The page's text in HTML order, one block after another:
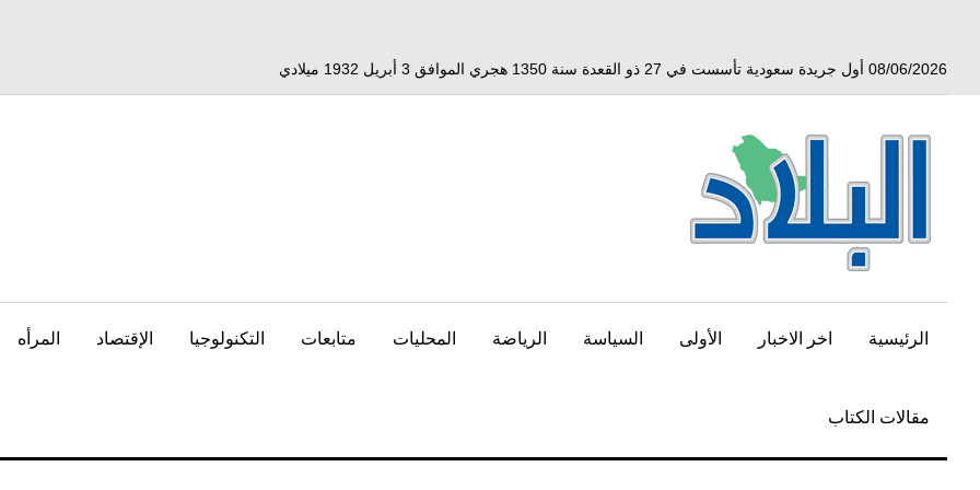
08/06/2026 أول جريدة سعودية تأسست في 27 ذو القعدة سنة 1350 هجري الموافق 3 أبريل 1932 ميلادي
الرئيسية اخر الاخبار الأولى السياسة الرياضة المحليات متابعات التكنولوجيا الإقتصاد المرأه
مقالات الكتاب